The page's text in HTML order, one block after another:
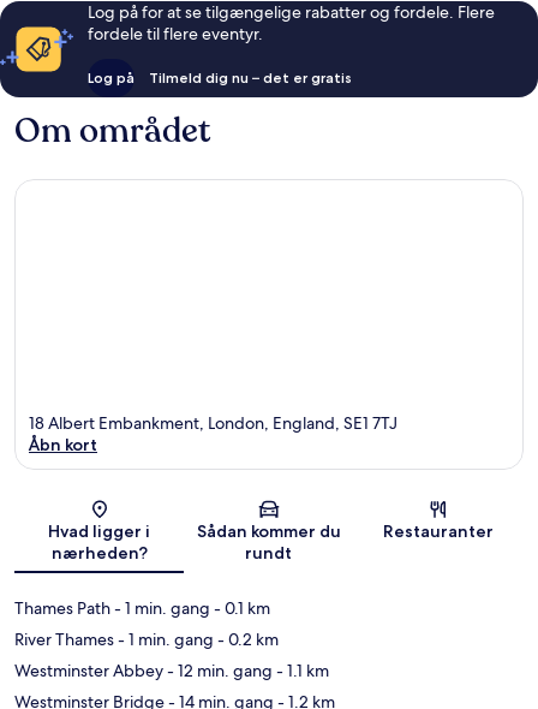
Log på for at se tilgængelige rabatter og fordele. Flere
fordele til flere eventyr.
Log på Tilmeld dig nu – det er gratis
Om området
Kort
18 Albert Embankment, London, England, SE1 7TJ
Åbn kort
Hvad ligger i
nærheden?
Sådan kommer du
rundt
Restauranter
Thames Path- 1 min. gang - 0.1 km
River Thames- 1 min. gang - 0.2 km
Westminster Abbey- 12 min. gang - 1.1 km
Westminster Bridge- 14 min. gang - 1.2 km